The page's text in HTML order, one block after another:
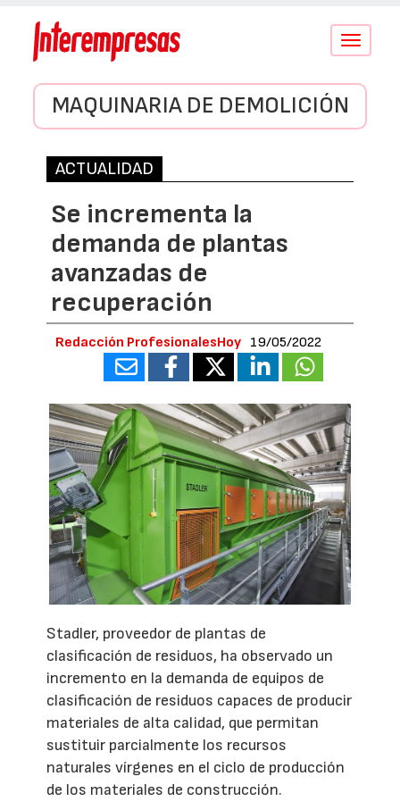
Conmutar
MAQUINARIA DE DEMOLICIÓN
ACTUALIDAD
Se incrementa la
demanda de plantas
avanzadas de
recuperación
Redacción ProfesionalesHoy 19/05/2022
Stadler, proveedor de plantas de
clasificación de residuos, ha observado un
incremento en la demanda de equipos de
clasificación de residuos capaces de producir
materiales de alta calidad, que permitan
sustituir parcialmente los recursos
naturales vírgenes en el ciclo de producción
de los materiales de construcción.